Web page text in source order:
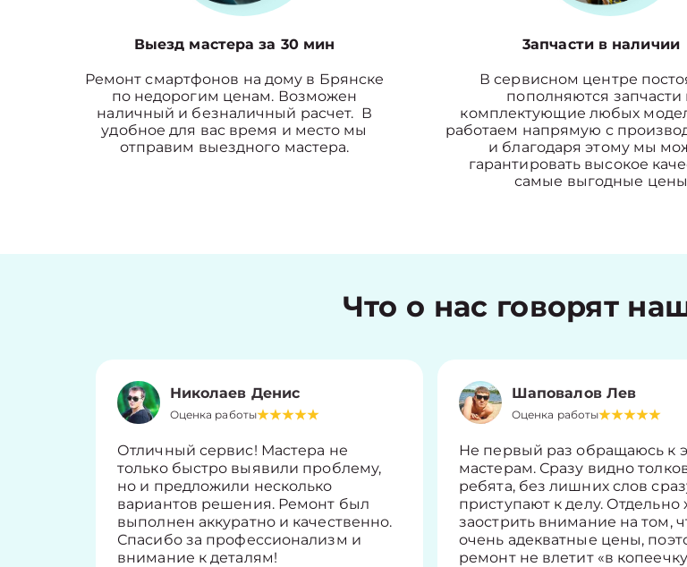
Выезд мастера за 30 мин
Ремонт смартфонов на дому в Брянске
по недорогим ценам. Возможен
наличный и безналичный расчет. В
удобное для вас время и место мы
отправим выездного мастера.
3апчасти в наличии
В сервисном центре
пополняются запчасти
комплектующие любых
работаем напрямую с
и благодаря этому мы
гарантировать высокое
самые выгодные цены
Что о нас говорят
Николаев Денис
Оценка работы
Отличный сервис! Мастера не
только быстро выявили проблему,
но и предложили несколько
вариантов решения. Ремонт был
выполнен аккуратно и качественно.
Спасибо за профессионализм и
внимание к деталям!
Шаповалов Лев
Оценка работы
Не первый раз обращаюсь к
мастерам. Сразу видно
ребята, без лишних слов
приступают к делу. Отдельно
заострить внимание на том,
очень адекватные цены,
ремонт не влетит «в